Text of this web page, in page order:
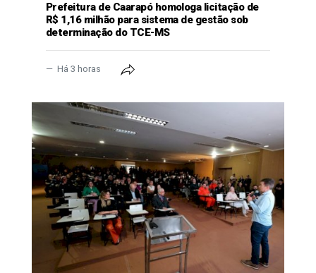
Prefeitura de Caarapó homologa licitação de
R$ 1,16 milhão para sistema de gestão sob
determinação do TCE-MS
Há 3 horas